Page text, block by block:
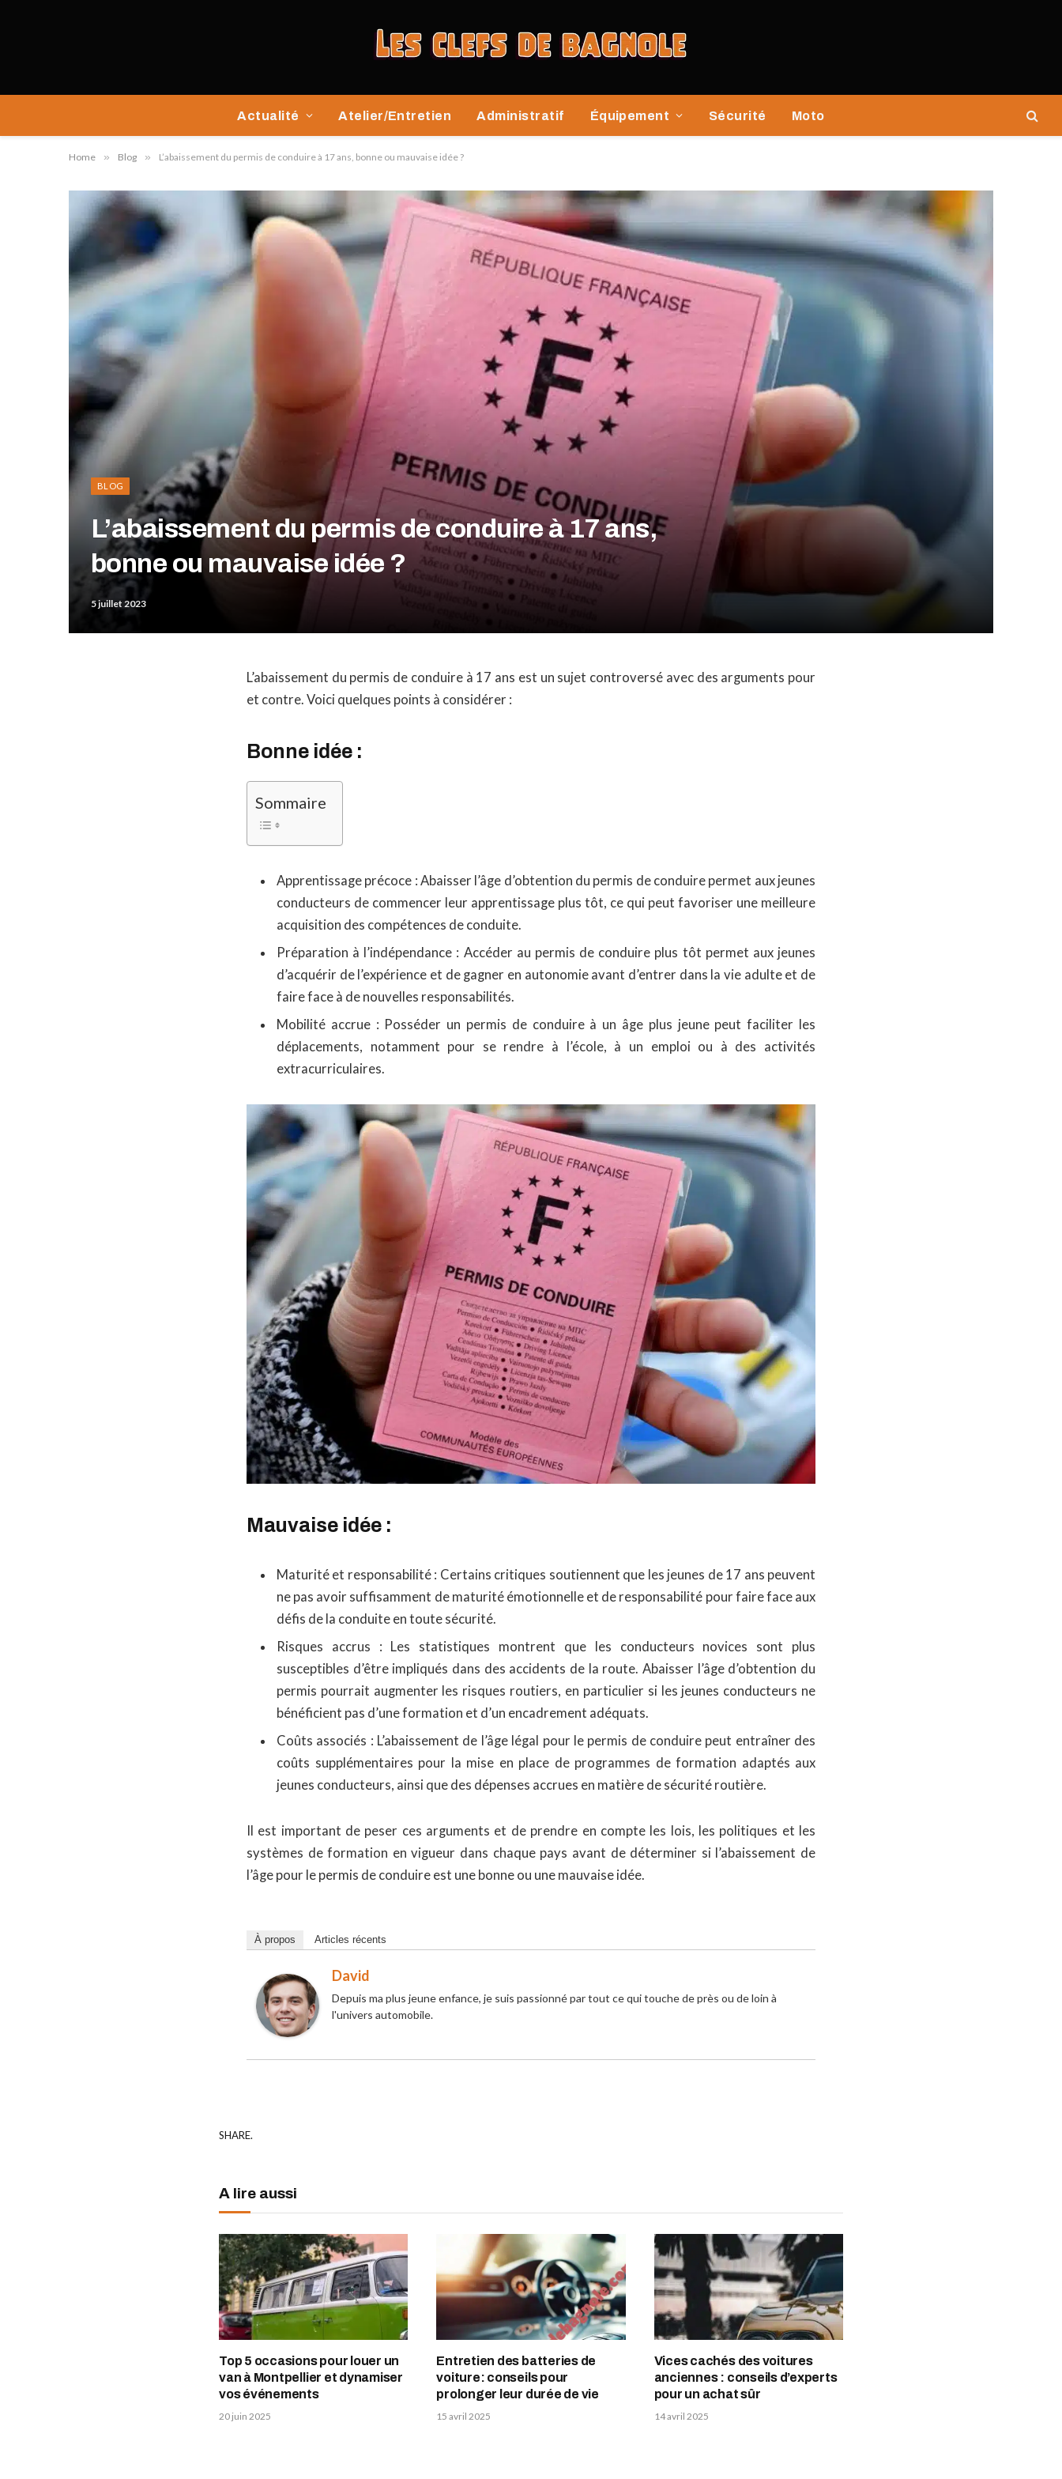
Actualité Atelier/Entretien Administratif Équipement Sécurité Moto
Home » Blog » L’abaissement du permis de conduire à 17 ans, bonne ou mauvaise idée ?
BLOG
L’abaissement du permis de conduire à 17 ans,
bonne ou mauvaise idée ?
5 juillet 2023
L’abaissement du permis de conduire à 17 ans est un sujet controversé avec des arguments pour
et contre. Voici quelques points à considérer :
Bonne idée :
Sommaire
Apprentissage précoce : Abaisser l’âge d’obtention du permis de conduire permet aux jeunes
conducteurs de commencer leur apprentissage plus tôt, ce qui peut favoriser une meilleure
acquisition des compétences de conduite.
Préparation à l’indépendance : Accéder au permis de conduire plus tôt permet aux jeunes
d’acquérir de l’expérience et de gagner en autonomie avant d’entrer dans la vie adulte et de
faire face à de nouvelles responsabilités.
Mobilité accrue : Posséder un permis de conduire à un âge plus jeune peut faciliter les
déplacements, notamment pour se rendre à l’école, à un emploi ou à des activités
extracurriculaires.
Mauvaise idée :
Maturité et responsabilité : Certains critiques soutiennent que les jeunes de 17 ans peuvent
ne pas avoir suffisamment de maturité émotionnelle et de responsabilité pour faire face aux
défis de la conduite en toute sécurité.
Risques accrus : Les statistiques montrent que les conducteurs novices sont plus
susceptibles d’être impliqués dans des accidents de la route. Abaisser l’âge d’obtention du
permis pourrait augmenter les risques routiers, en particulier si les jeunes conducteurs ne
bénéficient pas d’une formation et d’un encadrement adéquats.
Coûts associés : L’abaissement de l’âge légal pour le permis de conduire peut entraîner des
coûts supplémentaires pour la mise en place de programmes de formation adaptés aux
jeunes conducteurs, ainsi que des dépenses accrues en matière de sécurité routière.
Il est important de peser ces arguments et de prendre en compte les lois, les politiques et les
systèmes de formation en vigueur dans chaque pays avant de déterminer si l’abaissement de
l’âge pour le permis de conduire est une bonne ou une mauvaise idée.
À propos Articles récents
David
Depuis ma plus jeune enfance, je suis passionné par tout ce qui touche de près ou de loin à
l'univers automobile.
SHARE.
A lire aussi
Top 5 occasions pour louer un
van à Montpellier et dynamiser
vos événements
20 juin 2025
Entretien des batteries de
voiture: conseils pour
prolonger leur durée de vie
15 avril 2025
Vices cachés des voitures
anciennes : conseils d’experts
pour un achat sûr
14 avril 2025